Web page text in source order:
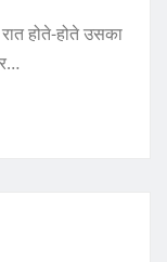
होते-होते उसका